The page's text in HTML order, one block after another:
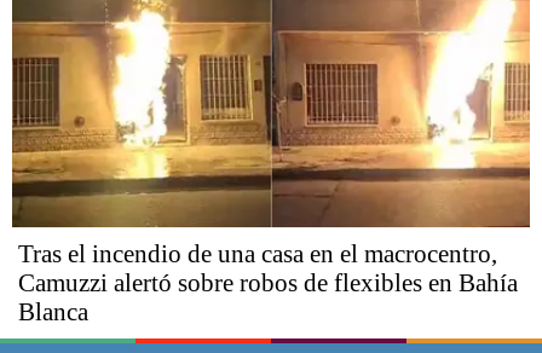
Tras el incendio de una casa en el macrocentro,
Camuzzi alertó sobre robos de flexibles en Bahía
Blanca